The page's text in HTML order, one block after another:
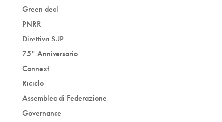
Green deal
PNRR
Direttiva SUP
75° Anniversario
Connext
Riciclo
Assemblea di Federazione
Governance